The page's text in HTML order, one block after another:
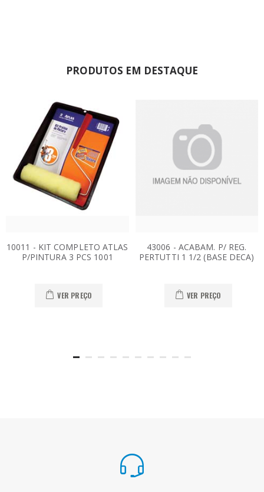
PRODUTOS EM DESTAQUE
10011 - KIT COMPLETO ATLAS
P/PINTURA 3 PCS 1001
VER PREÇO
43006 - ACABAM. P/ REG.
PERTUTTI 1 1/2 (BASE DECA)
VER PREÇO